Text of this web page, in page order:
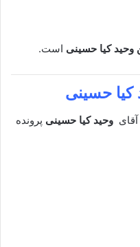
وحید کیا حسینی است.
کیا حسینی
وحید کیا حسینی پرونده